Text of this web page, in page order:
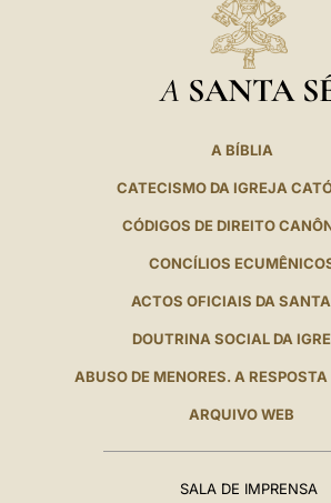
A SANTA
A BÍBLIA
CATECISMO DA IGREJA
CÓDIGOS DE DIREITO
CONCÍLIOS
ACTOS OFICIAIS DA
DOUTRINA SOCIAL DA
ABUSO DE MENORES. A
ARQUIVO WEB
SALA DE IMPRENSA